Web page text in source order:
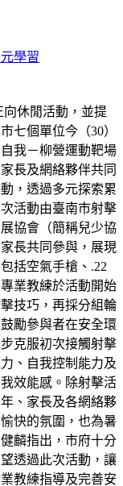
學習
向休閒活動，並提
七個單位今（30）
我－柳營運動靶場
長及網絡夥伴共同
，透過多元探索累
活動由臺南市射擊
協會（簡稱兒少協
長共同參與，展現
括空氣手槍、.22
業教練於活動開始
技巧，再採分組輪
勵參與者在安全環
克服初次接觸射擊
、自我控制能力及
效能感。除射擊活
、家長及各網絡夥
快的氛圍，也為暑
麟指出，市府十分
透過此次活動，讓
教練指導及完善安